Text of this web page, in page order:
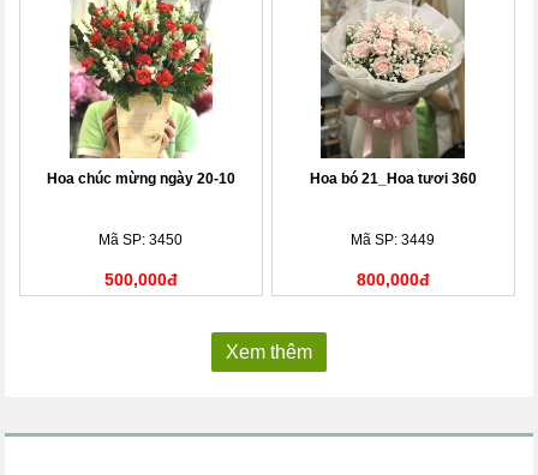
Hoa chúc mừng ngày 20-10
Mã SP: 3450
500,000đ
Hoa bó 21_Hoa tươi 360
Mã SP: 3449
800,000đ
Xem thêm